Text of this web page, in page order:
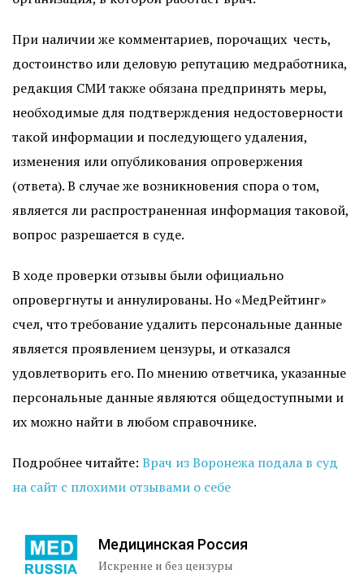
При наличии же комментариев, порочащих честь,
достоинство или деловую репутацию медработника,
редакция СМИ также обязана предпринять меры,
необходимые для подтверждения недостоверности
такой информации и последующего удаления,
изменения или опубликования опровержения
(ответа). В случае же возникновения спора о том,
является ли распространенная информация таковой,
вопрос разрешается в суде.
В ходе проверки отзывы были официально
опровергнуты и аннулированы. Но «МедРейтинг»
счел, что требование удалить персональные данные
является проявлением цензуры, и отказался
удовлетворить его. По мнению ответчика, указанные
персональные данные являются общедоступными и
их можно найти в любом справочнике.
Подробнее читайте: Врач из Воронежа подала в суд
на сайт с плохими отзывами о себе
Медицинская Россия
Искренне и без цензуры